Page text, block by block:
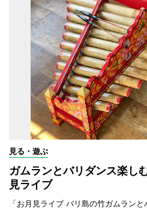
見る・遊ぶ
ガムランとバリダンス楽し
見ライブ
「お月見ライブ バリ島の竹ガムラン